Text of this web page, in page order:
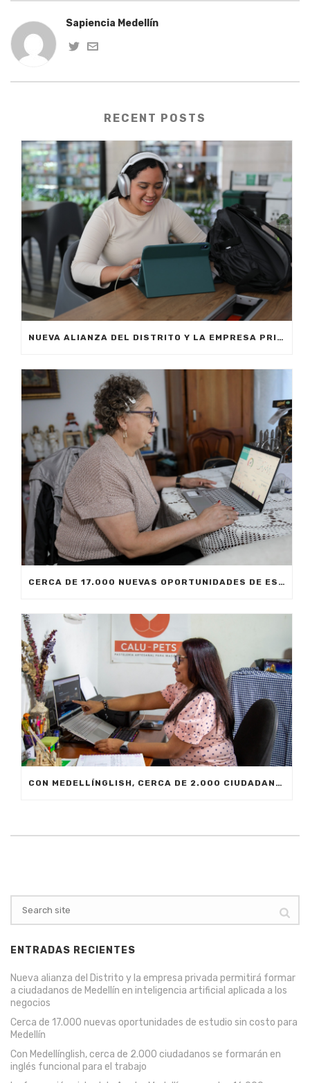
Sapiencia Medellín
RECENT POSTS
NUEVA ALIANZA DEL DISTRITO Y LA EMPRESA PRIVADA PERMITIRÁ FORMAR A CIUDADANOS DE MEDELLÍN EN INTELIGENCIA ARTIFICIAL APLICADA A LOS NEGOCIOS
CERCA DE 17.000 NUEVAS OPORTUNIDADES DE ESTUDIO SIN COSTO PARA MEDELLÍN
CON MEDELLÍNGLISH, CERCA DE 2.000 CIUDADANOS SE FORMARÁN EN INGLÉS FUNCIONAL PARA EL TRABAJO
ENTRADAS RECIENTES
Nueva alianza del Distrito y la empresa privada permitirá formar
a ciudadanos de Medellín en inteligencia artificial aplicada a los
negocios
Cerca de 17.000 nuevas oportunidades de estudio sin costo para
Medellín
Con Medellínglish, cerca de 2.000 ciudadanos se formarán en
inglés funcional para el trabajo